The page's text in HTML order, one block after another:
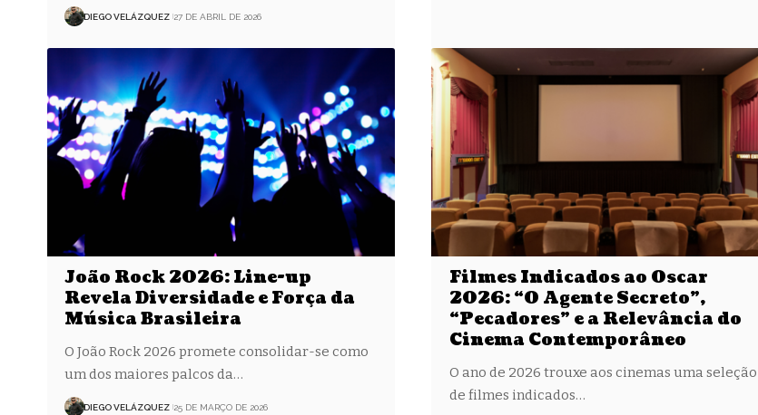
DIEGO VELÁZQUEZ 27 DE ABRIL DE 2026
João Rock 2026: Line-up
Revela Diversidade e Força da
Música Brasileira
O João Rock 2026 promete consolidar-se como
um dos maiores palcos da…
DIEGO VELÁZQUEZ 25 DE MARÇO DE 2026
Filmes Indicados ao Oscar
2026: “O Agente Secreto”,
“Pecadores” e a Relevância do
Cinema Contemporâneo
O ano de 2026 trouxe aos cinemas uma seleção
de filmes indicados…